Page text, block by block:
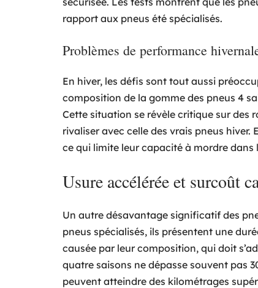
rapport aux pneus été spécialisés.
Problèmes de performance
En hiver, les défis sont tout aussi
composition de la gomme des pneus 4
Cette situation se révèle critique sur des
rivaliser avec celle des vrais pneus
ce qui limite leur capacité à mordre dans
Usure accélérée et surcoût
Un autre désavantage significatif des
pneus spécialisés, ils présentent une
causée par leur composition, qui doit
quatre saisons ne dépasse souvent pas
peuvent atteindre des kilométrages